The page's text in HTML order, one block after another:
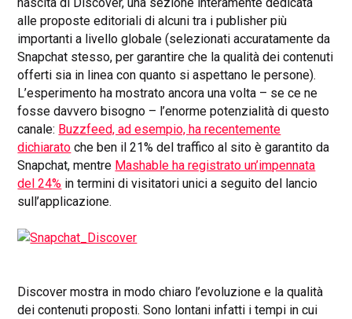
nascita di Discover, una sezione interamente dedicata
alle proposte editoriali di alcuni tra i publisher più
importanti a livello globale (selezionati accuratamente da
Snapchat stesso, per garantire che la qualità dei contenuti
offerti sia in linea con quanto si aspettano le persone).
L’esperimento ha mostrato ancora una volta – se ce ne
fosse davvero bisogno – l’enorme potenzialità di questo
canale: Buzzfeed, ad esempio, ha recentemente
dichiarato che ben il 21% del traffico al sito è garantito da
Snapchat, mentre Mashable ha registrato un’impennata
del 24% in termini di visitatori unici a seguito del lancio
sull’applicazione.
Discover mostra in modo chiaro l’evoluzione e la qualità
dei contenuti proposti. Sono lontani infatti i tempi in cui